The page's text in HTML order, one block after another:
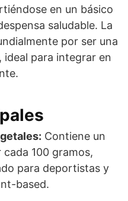
en un básico
saludable. La
por ser una
para integrar en
Contiene un
cada 100 gramos,
para deportistas y
based.